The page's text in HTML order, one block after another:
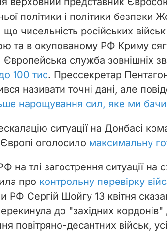
політики і політики безпеки
що чисельність російських
та в окупованому РФ Криму
Європейська служба зовнішніх
100 тис. Прессекретар
називати точні дані, але
нарощування сил, яке ми
ситуації на Донбасі
оголосило максимальну
на тлі загострення ситуації на
про контрольну перевірку
РФ Сергій Шойгу 13 квітня
до "західних кордонів"
повітряно-десантних військ,